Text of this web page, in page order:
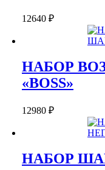
12640 ₽
НАБОР
«BOSS»
12980 ₽
НАБОР